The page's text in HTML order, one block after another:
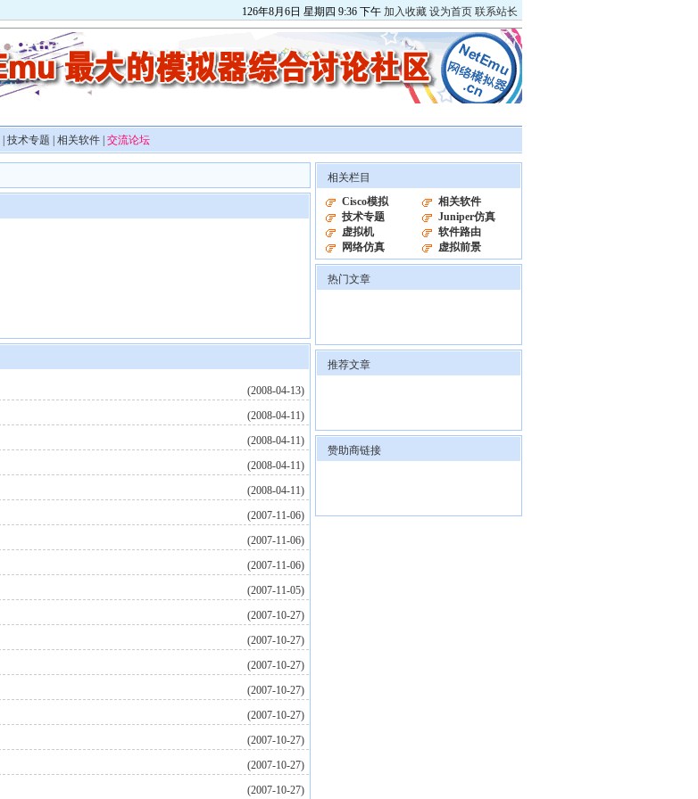
126年8月 6日 星期四 9:36 下午 加入收藏 设为首页 联系站长
技术专题 相关软件 交流论坛
(2008-04-13)
(2008-04-11)
(2008-04-11)
(2008-04-11)
(2008-04-11)
(2007-11-06)
(2007-11-06)
(2007-11-06)
(2007-11-05)
(2007-10-27)
(2007-10-27)
(2007-10-27)
(2007-10-27)
(2007-10-27)
(2007-10-27)
(2007-10-27)
(2007-10-27)
相关栏目
Cisco模拟
相关软件
技术专题
Juniper仿真
虚拟机
软件路由
网络仿真
虚拟前景
热门文章
推荐文章
赞助商链接